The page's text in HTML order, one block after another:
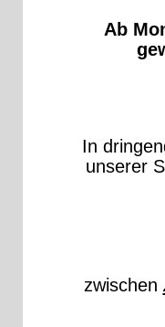
Ab
In
unserer
zwischen